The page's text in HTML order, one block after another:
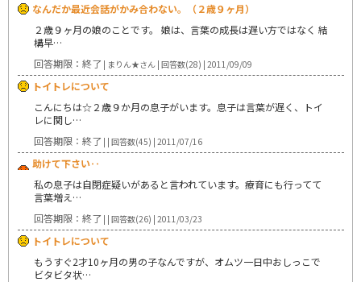
なんだか最近会話がかみ合わない。（２歳９ヶ月）
２歳９ヶ月の娘のことです。 娘は、言葉の成長は遅い方ではなく 結
構早…
回答期限：終了 | まりん★さん | 回答数(28) | 2011/09/09
トイトレについて
こんにちは☆２歳９か月の息子がいます。息子は言葉が遅く、トイ
レに関し…
回答期限：終了 | | 回答数(45) | 2011/07/16
助けて下さい‥
私の息子は自閉症疑いがあると言われています。療育にも行ってて
言葉増え…
回答期限：終了 | | 回答数(26) | 2011/03/23
トイトレについて
もうすぐ2才10ヶ月の男の子なんですが、オムツ一日中おしっこで
ビタビタ状…